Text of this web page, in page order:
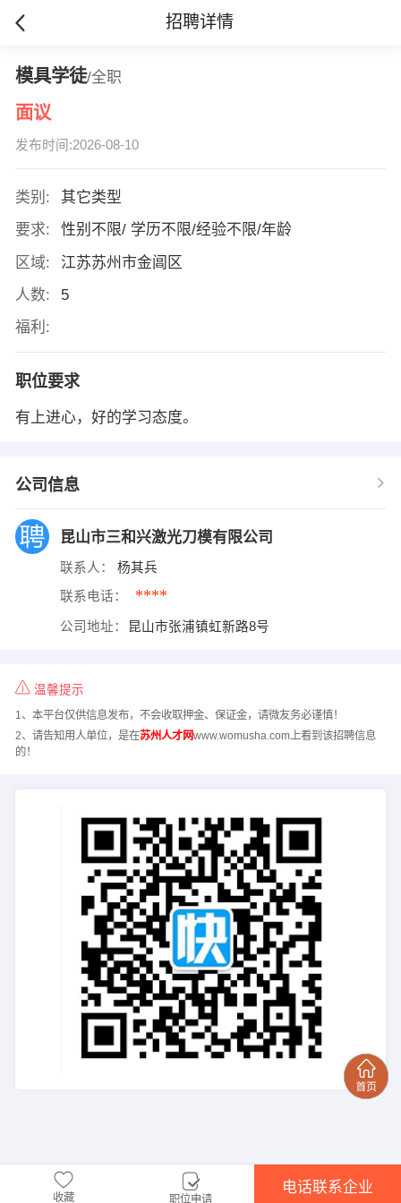
招聘详情
模具学徒/全职
面议
发布时间:2026-08-10
类别:
其它类型
要求:
性别不限/ 学历不限/经验不限/年龄
区域:
江苏苏州市金阊区
人数:
5
福利:
职位要求
有上进心，好的学习态度。
公司信息
昆山市三和兴激光刀模有限公司
联系人： 杨其兵
联系电话： ****
公司地址： 昆山市张浦镇虹新路8号
温馨提示
1、本平台仅供信息发布，不会收取押金、保证金，请微友务必谨慎！
2、请告知用人单位，是在苏州人才网www.womusha.com上看到该招聘信息
的！
收藏 职位申请
电话联系企业